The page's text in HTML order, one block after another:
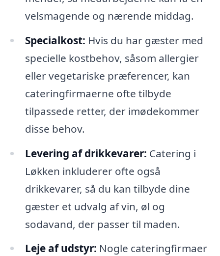
velsmagende og nærende middag.
Specialkost: Hvis du har gæster med
specielle kostbehov, såsom allergier
eller vegetariske præferencer, kan
cateringfirmaerne ofte tilbyde
tilpassede retter, der imødekommer
disse behov.
Levering af drikkevarer: Catering i
Løkken inkluderer ofte også
drikkevarer, så du kan tilbyde dine
gæster et udvalg af vin, øl og
sodavand, der passer til maden.
Leje af udstyr: Nogle cateringfirmaer